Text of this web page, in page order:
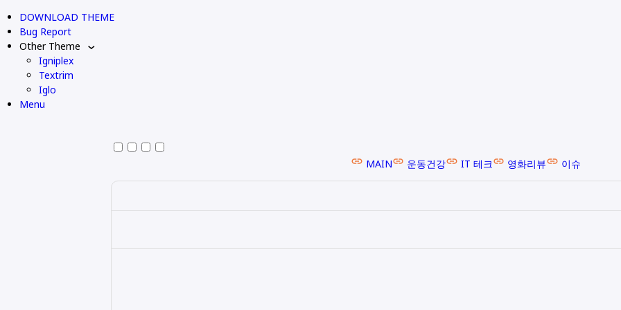
DOWNLOAD THEME
Bug Report
Other Theme
Igniplex
Textrim
Iglo
Menu
MAIN 운동건강 IT 테크 영화리뷰 이슈